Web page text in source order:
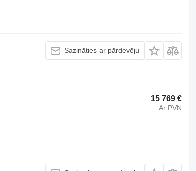
Sazināties ar pārdevēju
15 769 €
Ar PVN